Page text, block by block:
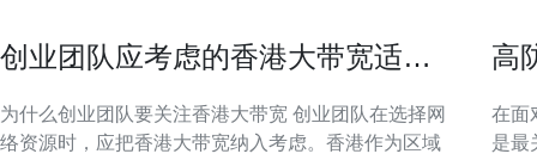
创业团队应考虑的香港大带宽适合
为什么创业团队要关注香港大带宽 创业团队在选择网
络资源时，应把香港大带宽纳入考虑。香港作为区域
高
在面
是最